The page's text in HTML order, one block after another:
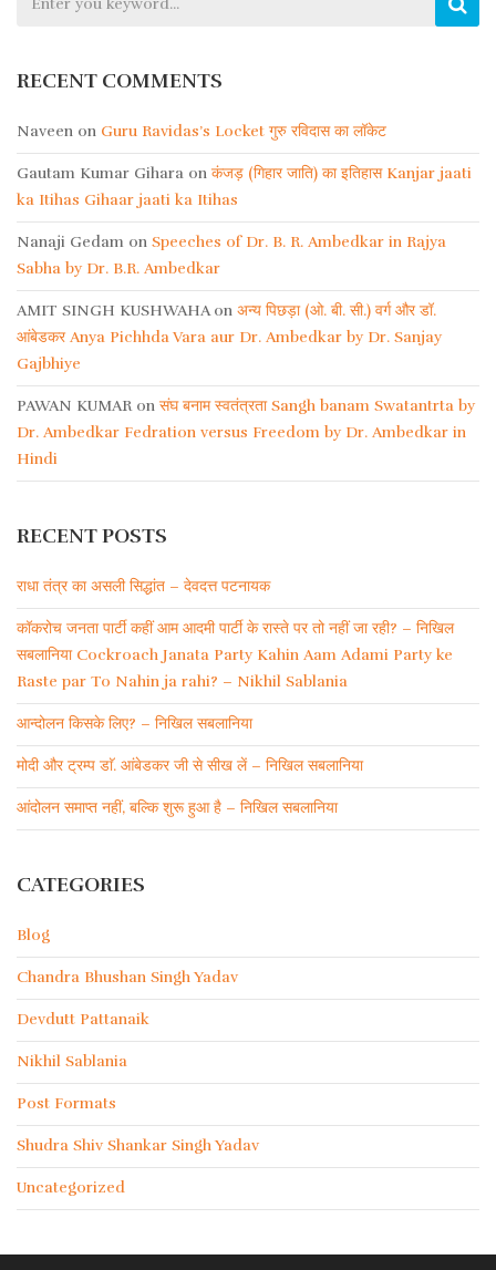
RECENT COMMENTS
Naveen on Guru Ravidas’s Locket गुरु रविदास का लॉकेट
Gautam Kumar Gihara on कंजड़ (गिहार जाति) का इतिहास Kanjar jaati
ka Itihas Gihaar jaati ka Itihas
Nanaji Gedam on Speeches of Dr. B. R. Ambedkar in Rajya
Sabha by Dr. B.R. Ambedkar
AMIT SINGH KUSHWAHAon अन्य पिछड़ा (ओ. बी. सी.) वर्ग और डॉ.
आंबेडकर Anya Pichhda Vara aur Dr. Ambedkar by Dr. Sanjay
Gajbhiye
PAWAN KUMARon संघ बनाम स्वतंत्रता Sangh banam Swatantrta by
Dr. Ambedkar Fedration versus Freedom by Dr. Ambedkar in
Hindi
RECENT POSTS
राधा तंत्र का असली सिद्धांत – देवदत्त पटनायक
कॉकरोच जनता पार्टी कहीं आम आदमी पार्टी के रास्ते पर तो नहीं जा रही? – निखिल
सबलानिया Cockroach Janata Party Kahin Aam Adami Party ke
Raste par To Nahin ja rahi? – Nikhil Sablania
आन्दोलन किसके लिए? – निखिल सबलानिया
मोदी और ट्रम्प डाॅ. आंबेडकर जी से सीख लें – निखिल सबलानिया
आंदोलन समाप्त नहीं, बल्कि शुरू हुआ है – निखिल सबलानिया
CATEGORIES
Blog
Chandra Bhushan Singh Yadav
Devdutt Pattanaik
Nikhil Sablania
Post Formats
Shudra Shiv Shankar Singh Yadav
Uncategorized